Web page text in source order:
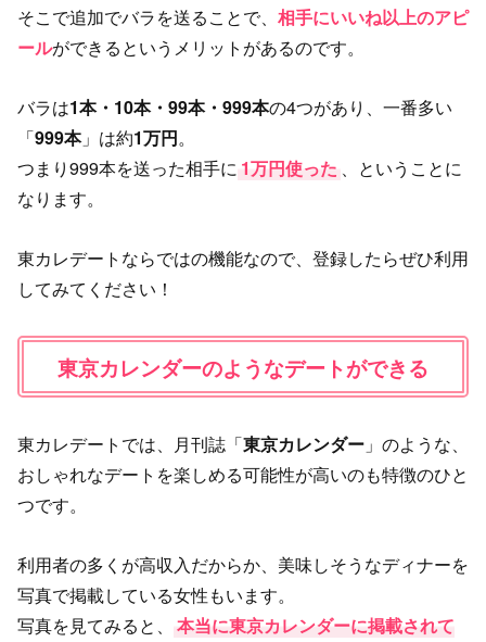
そこで追加でバラを送ることで、 相手にいいね以上のアピ
ールができるというメリットがあるのです。
バラは1本・10本・99本・999本の4つがあり、一番多い
「999本」は約1万円。
つまり999本を送った相手に 1万円使った 、ということに
なります。
東カレデートならではの機能なので、登録したらぜひ利用
してみてください！
東京カレンダーのようなデートができる
東カレデートでは、月刊誌「東京カレンダー 」のような、
おしゃれなデートを楽しめる可能性が高いのも特徴のひと
つです。
利用者の多くが高収入だからか、美味しそうなディナーを
写真で掲載している女性もいます。
写真を見てみると、
本当に東京カレンダーに掲載されて